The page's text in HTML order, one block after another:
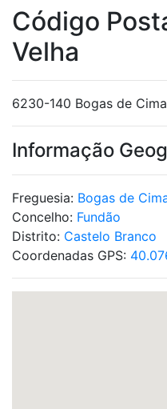
Código
Velha
6230-140 Bogas de Cima
Informação
Freguesia: Bogas de
Concelho: Fundão
Distrito: Castelo Branco
Coordenadas GPS: